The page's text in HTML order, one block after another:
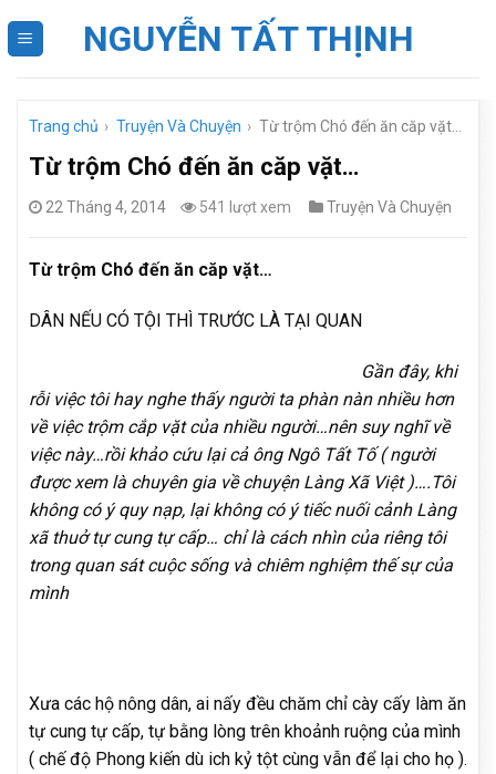
NGUYỄN TẤT THỊNH
Trang chủ › Truyện Và Chuyện › Từ trộm Chó đến ăn căp vặt…
Từ trộm Chó đến ăn căp vặt…
22 Tháng 4, 2014 541 lượt xem Truyện Và Chuyện
Từ trộm Chó đến ăn căp vặt…
DÂN NẾU CÓ TỘI THÌ TRƯỚC LÀ TẠI QUAN
Gần đây, khi
rỗi việc tôi hay nghe thấy người ta phàn nàn nhiều hơn
về việc trộm cắp vặt của nhiều người…nên suy nghĩ về
việc này…rồi khảo cứu lại cả ông Ngô Tất Tố ( người
được xem là chuyên gia về chuyện Làng Xã Việt )….Tôi
không có ý quy nạp, lại không có ý tiếc nuối cảnh Làng
xã thuở tự cung tự cấp… chỉ là cách nhìn của riêng tôi
trong quan sát cuộc sống và chiêm nghiệm thế sự của
mình
Xưa các hộ nông dân, ai nấy đều chăm chỉ cày cấy làm ăn
tự cung tự cấp, tự bằng lòng trên khoảnh ruộng của mình
( chế độ Phong kiến dù ich kỷ tột cùng vẫn để lại cho họ ).